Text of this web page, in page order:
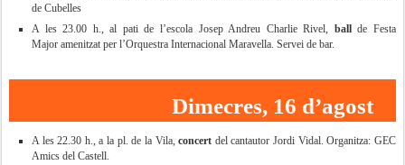
de Cubelles
A les 23.00 h., al pati de l’escola Josep Andreu Charlie Rivel, ballde Festa
Major amenitzat per l’Orquestra Internacional Maravella. Servei de bar.
Dimecres, 16 d’agost
A les 22.30 h., a la pl. de la Vila,concert del cantautor Jordi Vidal. Organitza: GEC
Amics del Castell.